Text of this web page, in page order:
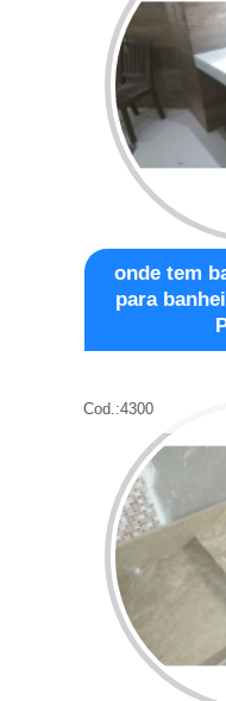
onde tem
para
Cod.:4300